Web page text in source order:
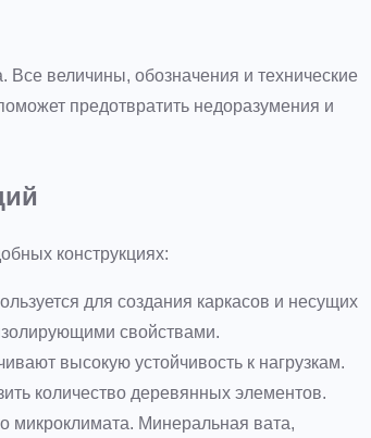
Все величины, обозначения и технические
предотвратить недоразумения и
конструкциях:
для создания каркасов и несущих
свойствами.
высокую устойчивость к нагрузкам.
количество деревянных элементов.
микроклимата. Минеральная вата,